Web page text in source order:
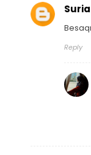
Reply